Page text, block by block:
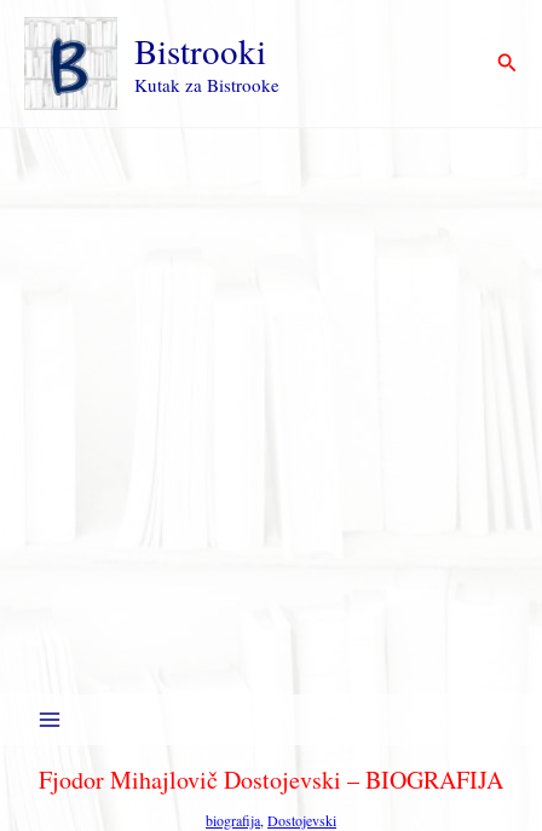
Пређи
садржај
Bistrooki
Kutak za Bistrooke
Fjodor Mihajlovič Dostojevski – BIOGRAFIJA
biografija, Dostojevski